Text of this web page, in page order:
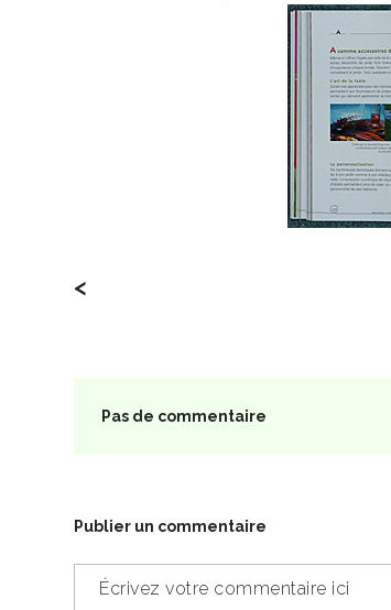
<
Pas de commentaire
Publier un commentaire